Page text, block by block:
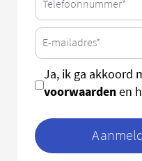
Ja, ik ga akkoord
voorwaardenen